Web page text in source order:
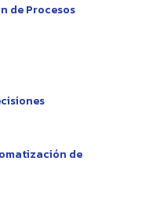
de Procesos
de